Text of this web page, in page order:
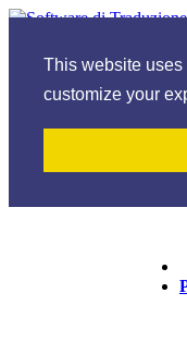
This website
customize your
Italiano